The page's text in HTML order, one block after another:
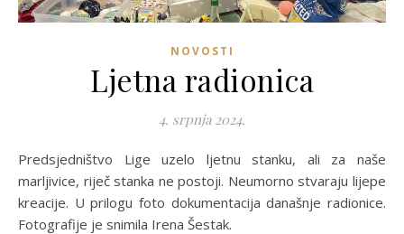
NOVOSTI
Ljetna radionica
4. srpnja 2024.
Predsjedništvo Lige uzelo ljetnu stanku, ali za naše
marljivice, riječ stanka ne postoji. Neumorno stvaraju lijepe
kreacije. U prilogu foto dokumentacija današnje radionice.
Fotografije je snimila Irena Šestak.